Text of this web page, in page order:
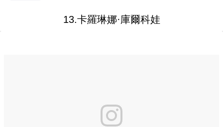
13.卡羅琳娜·庫爾科娃